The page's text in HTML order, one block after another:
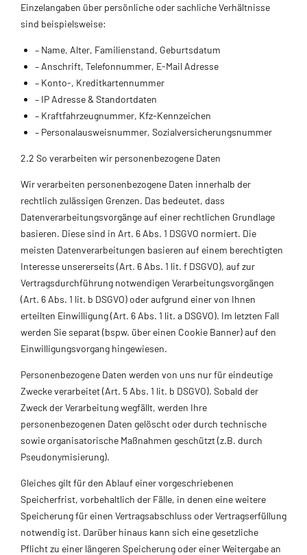
Einzelangaben über persönliche oder sachliche Verhältnisse
sind beispielsweise:
– Name, Alter, Familienstand, Geburtsdatum
– Anschrift, Telefonnummer, E-Mail Adresse
– Konto-, Kreditkartennummer
– IP Adresse & Standortdaten
– Kraftfahrzeugnummer, Kfz-Kennzeichen
– Personalausweisnummer, Sozialversicherungsnummer
2.2 So verarbeiten wir personenbezogene Daten
Wir verarbeiten personenbezogene Daten innerhalb der
rechtlich zulässigen Grenzen. Das bedeutet, dass
Datenverarbeitungsvorgänge auf einer rechtlichen Grundlage
basieren. Diese sind in Art. 6 Abs. 1 DSGVO normiert. Die
meisten Datenverarbeitungen basieren auf einem berechtigten
Interesse unsererseits (Art. 6 Abs. 1 lit. f DSGVO), auf zur
Vertragsdurchführung notwendigen Verarbeitungsvorgängen
(Art. 6 Abs. 1 lit. b DSGVO) oder aufgrund einer von Ihnen
erteilten Einwilligung (Art. 6 Abs. 1 lit. a DSGVO). Im letzten Fall
werden Sie separat (bspw. über einen Cookie Banner) auf den
Einwilligungsvorgang hingewiesen.
Personenbezogene Daten werden von uns nur für eindeutige
Zwecke verarbeitet (Art. 5 Abs. 1 lit. b DSGVO). Sobald der
Zweck der Verarbeitung wegfällt, werden Ihre
personenbezogenen Daten gelöscht oder durch technische
sowie organisatorische Maßnahmen geschützt (z.B. durch
Pseudonymisierung).
Gleiches gilt für den Ablauf einer vorgeschriebenen
Speicherfrist, vorbehaltlich der Fälle, in denen eine weitere
Speicherung für einen Vertragsabschluss oder Vertragserfüllung
notwendig ist. Darüber hinaus kann sich eine gesetzliche
Pflicht zu einer längeren Speicherung oder einer Weitergabe an